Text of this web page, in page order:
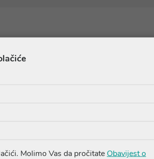
iz iste linije
Molimo Vas da pročitate Obavijest o